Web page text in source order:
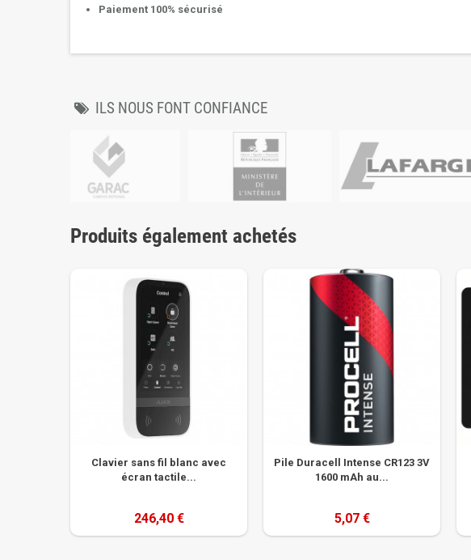
Paiement 100% sécurisé
ILS NOUS FONT CONFIANCE
Produits également achetés
Clavier sans fil blanc avec
écran tactile...
246,40 €
Pile Duracell Intense CR123 3V
1600 mAh au...
5,07 €